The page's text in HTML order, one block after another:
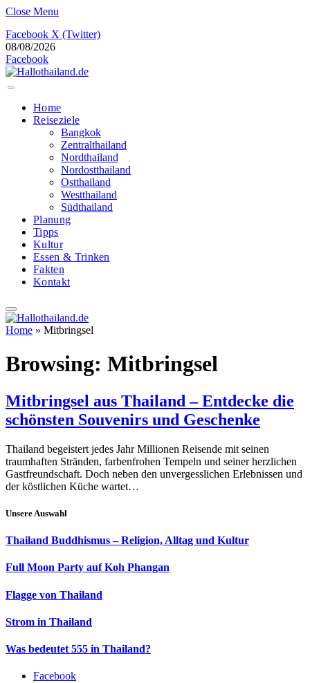
Close Menu
Facebook X (Twitter)
08/08/2026
Facebook
Home
Reiseziele
Bangkok
Zentralthailand
Nordthailand
Nordostthailand
Ostthailand
Westthailand
Südthailand
Planung
Tipps
Kultur
Essen & Trinken
Fakten
Kontakt
Home » Mitbringsel
Browsing: Mitbringsel
Mitbringsel aus Thailand – Entdecke die
schönsten Souvenirs und Geschenke
Thailand begeistert jedes Jahr Millionen Reisende mit seinen
traumhaften Stränden, farbenfrohen Tempeln und seiner herzlichen
Gastfreundschaft. Doch neben den unvergesslichen Erlebnissen und
der köstlichen Küche wartet…
Unsere Auswahl
Thailand Buddhismus – Religion, Alltag und Kultur
Full Moon Party auf Koh Phangan
Flagge von Thailand
Strom in Thailand
Was bedeutet 555 in Thailand?
Facebook